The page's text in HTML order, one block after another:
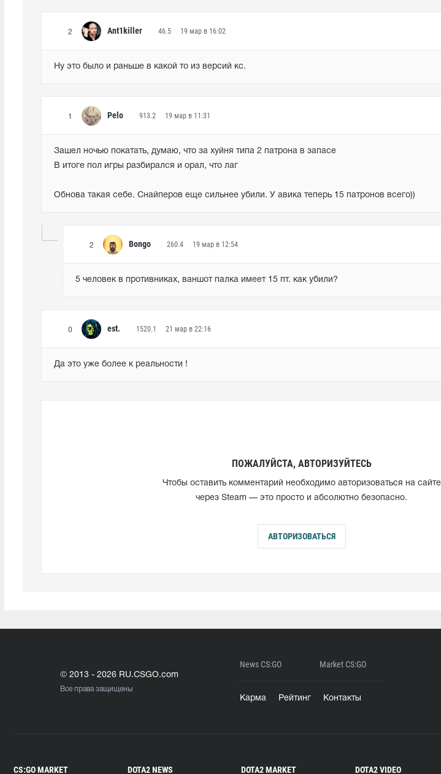
2 Ant1killer 46.5 19 мар в 16:02
Ну это было и раньше в какой то из версий кс.
1 Pelo 913.2 19 мар в 11:31
Зашел ночью покатать, думаю, что за хуйня типа 2 патрона в запасе
В итоге пол игры разбирался и орал, что лаг
Обнова такая себе. Снайперов еще сильнее убили. У авика теперь 15 патронов всего))
2 Bongo 260.4 19 мар в 12:54
5 человек в противниках, ваншот палка имеет 15 пт. как убили?
0 est. 1520.1 21 мар в 22:16
Да это уже более к реальности !
ПОЖАЛУЙСТА, АВТОРИЗУЙТЕСЬ
Чтобы оставить комментарий необходимо авторизоваться на сайте
через Steam — это просто и абсолютно безопасно.
АВТОРИЗОВАТЬСЯ
© 2013 - 2026 RU.CSGO.com
Все права защищены
News CS:GO Market CS:GO
Карма Рейтинг Контакты
CS:GO MARKET DOTA2 NEWS DOTA2 MARKET DOTA2 VIDEO